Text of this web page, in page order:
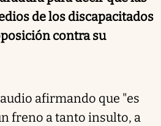
de los discapacitados
contra su
afirmando que "es
freno a tanto insulto, a